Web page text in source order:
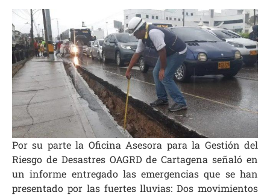
Por su parte la Oficina Asesora para la Gestión del
Riesgo de Desastres OAGRD de Cartagena señaló en
un informe entregado las emergencias que se han
presentado por las fuertes lluvias: Dos movimientos